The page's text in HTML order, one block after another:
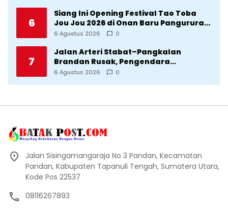
6
Siang Ini Opening Festival Tao Toba
Jou Jou 2026 di Onan Baru Pangururan:
Malamnya Dihibur Marsada Band
6 Agustus 2026 0
7
Jalan Arteri Stabat–Pangkalan
Brandan Rusak, Pengendara
Terancam Celaka
6 Agustus 2026 0
Jalan Sisingamangaraja No 3 Pandan, Kecamatan
Pandan, Kabupaten Tapanuli Tengah, Sumatera Utara,
Kode Pos 22537
08116267893